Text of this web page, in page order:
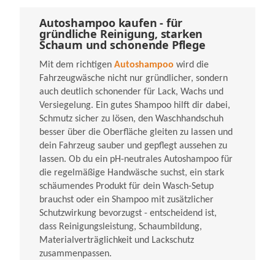
Autoshampoo kaufen - für
gründliche Reinigung, starken
Schaum und schonende Pflege
Mit dem richtigen Autoshampoo wird die
Fahrzeugwäsche nicht nur gründlicher, sondern
auch deutlich schonender für Lack, Wachs und
Versiegelung. Ein gutes Shampoo hilft dir dabei,
Schmutz sicher zu lösen, den Waschhandschuh
besser über die Oberfläche gleiten zu lassen und
dein Fahrzeug sauber und gepflegt aussehen zu
lassen. Ob du ein pH-neutrales Autoshampoo für
die regelmäßige Handwäsche suchst, ein stark
schäumendes Produkt für dein Wasch-Setup
brauchst oder ein Shampoo mit zusätzlicher
Schutzwirkung bevorzugst - entscheidend ist,
dass Reinigungsleistung, Schaumbildung,
Materialverträglichkeit und Lackschutz
zusammenpassen.